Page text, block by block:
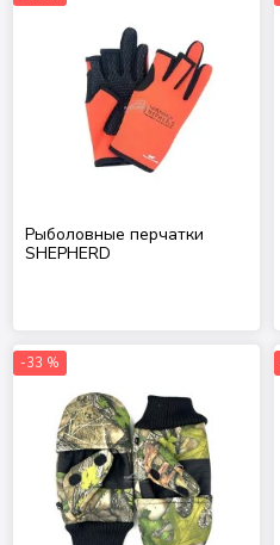
Рыболовные перчатки
SHEPHERD
-33 %